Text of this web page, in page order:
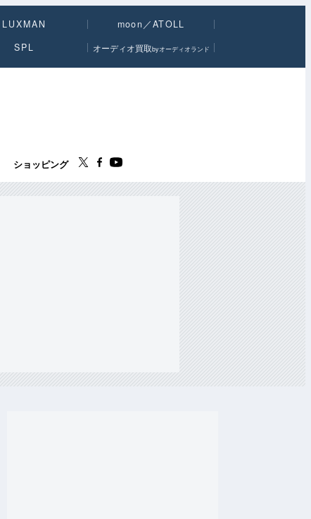
LUXMAN
moon／ATOLL
SPL オーディオ買取byオーディオランド
ショッピング